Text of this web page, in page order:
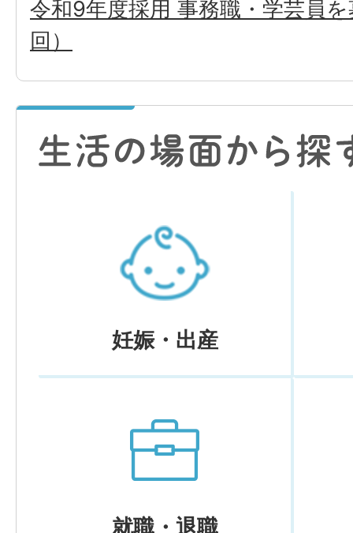
令和9年度採用 事務職・学芸員
回）
妊娠・出産
就職・退職